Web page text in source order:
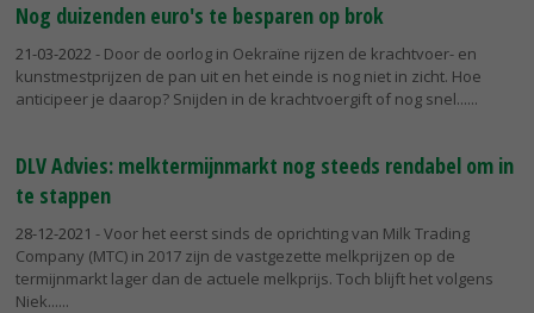
Nog duizenden euro's te besparen op brok
21-03-2022 - Door de oorlog in Oekraïne rijzen de krachtvoer- en
kunstmestprijzen de pan uit en het einde is nog niet in zicht. Hoe
anticipeer je daarop? Snijden in de krachtvoergift of nog snel...
DLV Advies: melktermijnmarkt nog steeds rendabel om in
te stappen
28-12-2021 - Voor het eerst sinds de oprichting van Milk Trading
Company (MTC) in 2017 zijn de vastgezette melkprijzen op de
termijnmarkt lager dan de actuele melkprijs. Toch blijft het volgens
Niek...